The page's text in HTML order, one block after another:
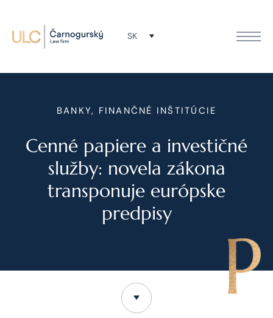
SK
BANKY, FINANČNÉ INŠTITÚCIE
Cenné papiere a investičné
služby: novela zákona
transponuje európske
predpisy